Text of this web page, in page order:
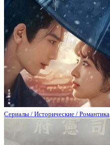
Сериалы / Исторические / Романтика